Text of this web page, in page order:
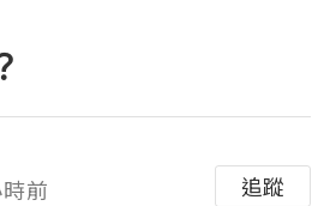
前
追蹤